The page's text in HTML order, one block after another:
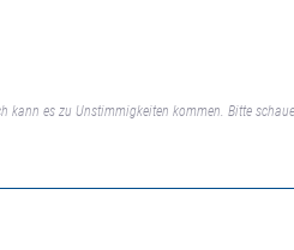
es zu Unstimmigkeiten kommen. Bitte